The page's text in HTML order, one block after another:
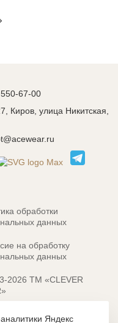
67-00
Киров, улица Никитская,
обработки
данных
на обработку
данных
2026 ТМ «CLEVER
сайта: MACHAON
Яндекс